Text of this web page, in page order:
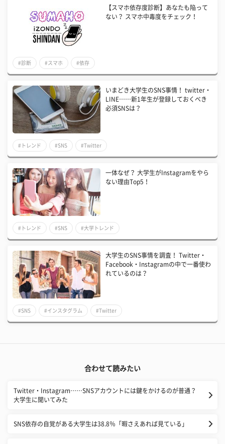
【スマホ依存度診断】あなたも陥って
ない？ スマホ中毒度をチェック！
#診断 #スマホ #依存
いまどき大学生のSNS事情！ twitter・
LINE……新1年生が登録しておくべき
必須SNSは？
#トレンド #SNS #Twitter
一体なぜ？ 大学生がInstagramをやら
ない理由Top5！
#トレンド #SNS #大学トレンド
大学生のSNS事情を調査！ Twitter・
Facebook・Instagramの中で一番使わ
れているのは？
#SNS #インスタグラム #Twitter
合わせて読みたい
​Twitter・Instagram……SNSアカウントには鍵をかけるのが普通？
大学生に聞いてみた
SNS依存の自覚がある大学生は38.8％「暇さえあれば見ている」